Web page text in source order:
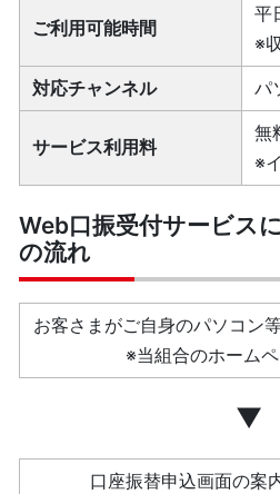
ご利用可能時間
平
※
対応チャンネル
パ
サービス利用料
無
※
Web口振受付サービス
の流れ
お客さまがご自身のパソコン
※当組合のホーム
▼
口座振替申込画面の案